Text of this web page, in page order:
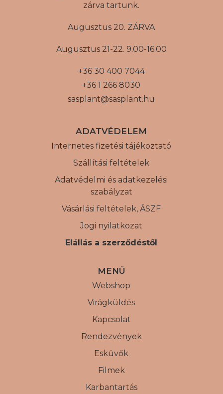
zárva tartunk.
Augusztus 20. ZÁRVA
Augusztus 21-22. 9.00-16.00
+36 30 400 7044
+36 1 266 8030
sasplant@sasplant.hu
ADATVÉDELEM
Internetes fizetési tájékoztató
Szállítási feltételek
Adatvédelmi és adatkezelési
szabályzat
Vásárlási feltételek, ÁSZF
Jogi nyilatkozat
Elállás a szerződéstől
MENÜ
Webshop
Virágküldés
Kapcsolat
Rendezvények
Esküvők
Filmek
Karbantartás